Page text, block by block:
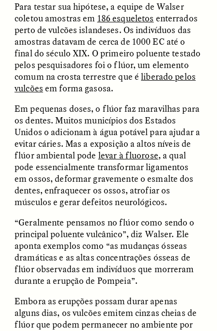
The Day I Heard My
Mother’s Accent
DIANE DUCLOS
The Myth of “Risk-
Free” Gold
GISELLE FIGUEROA DE LA OSSA
ESSAY / MATERIAL WORLD
El mito del oro “libre de
riesgo”
GISELLE FIGUEROA DE LA OSSA
ESSAY /MATERIAL WORLD
Le mythe de l’or « sans
risque »
GISELLE FIGUEROA DE LA OSSA
MATERIAL WORLD
GISELLE FIGUEROA DE LA OSSA
Para testar sua hipótese, a equipe de Walser
coletou amostras em 186 esqueletos enterrados
perto de vulcões islandeses. Os indivíduos das
amostras datavam de cerca de 1000 EC até o
final do século XIX. O primeiro poluente testado
pelos pesquisadores foi o flúor, um elemento
comum na crosta terrestre que éliberado pelos
vulcões em forma gasosa.
Em pequenas doses, o flúor faz maravilhas para
os dentes. Muitos municípios dos Estados
Unidos o adicionam à água potável para ajudar a
evitar cáries. Mas a exposição a altos níveis de
flúor ambiental pode levar à fluorose, a qual
pode essencialmente transformar ligamentos
em ossos, deformar gravemente o esmalte dos
dentes, enfraquecer os ossos, atrofiar os
músculos e gerar defeitos neurológicos.
“Geralmente pensamos no flúor como sendo o
principal poluente vulcânico”, diz Walser. Ele
aponta exemplos como “as mudanças ósseas
dramáticas e as altas concentrações ósseas de
flúor observadas em indivíduos que morreram
durante a erupção de Pompeia”.
Embora as erupções possam durar apenas
alguns dias, os vulcões emitem cinzas cheias de
flúor que podem permanecer no ambiente por